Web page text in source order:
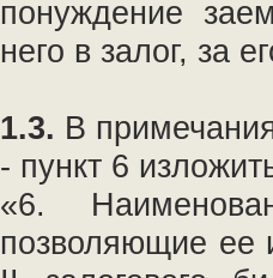
понуждение
него в залог, за
1.3. В
- пункт 6
«6.
позволяющие ее